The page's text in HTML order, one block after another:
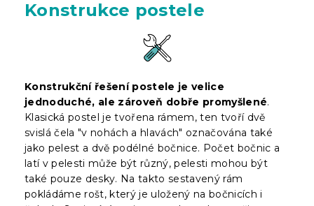
Konstrukce postele
Konstrukční řešení postele je velice
jednoduché, ale zároveň dobře promyšlené.
Klasická postel je tvořena rámem, ten tvoří dvě
svislá čela "v nohách a hlavách" označována také
jako pelest a dvě podélné bočnice. Počet bočnic a
latí v pelesti může být různý, pelesti mohou být
také pouze desky. Na takto sestavený rám
pokládáme rošt, který je uložený na bočnicích i